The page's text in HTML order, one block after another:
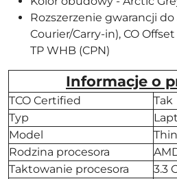
Rozszerzenie gwarancji do
Courier/Carry-in), CO
TP WHB (CPN)
Informacje o
TCO Certified
Tak
Typ
Model
Rodzina procesora
Taktowanie procesora
3.3